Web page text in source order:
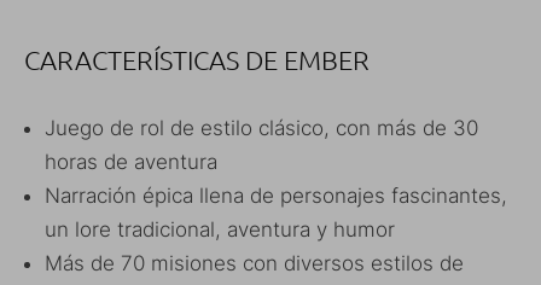
CARACTERÍSTICAS DE EMBER
Juego de rol de estilo clásico, con más de 30
horas de aventura
Narración épica llena de personajes fascinantes,
un lore tradicional, aventura y humor
Más de 70 misiones con diversos estilos de